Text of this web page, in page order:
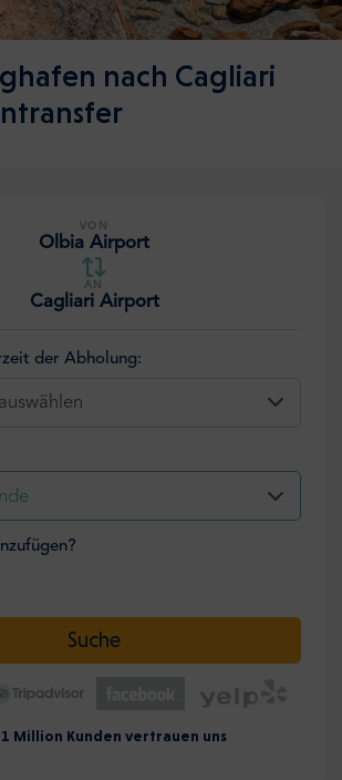
nach Cagliari
VON
Olbia Airport
AN
Cagliari Airport
der Abholung:
Suche
Million Kunden vertrauen uns